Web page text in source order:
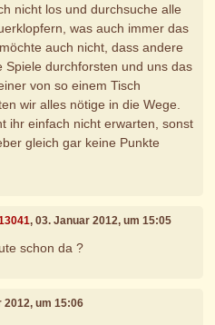
nicht los und durchsuche alle
was auch immer das
auch nicht, dass andere
Spiele durchforsten und uns das
von so einem Tisch
wir alles nötige in die Wege.
ihr einfach nicht erwarten, sonst
gleich gar keine Punkte
, 03. Januar 2012, um 15:05
schon da ?
2012, um 15:06